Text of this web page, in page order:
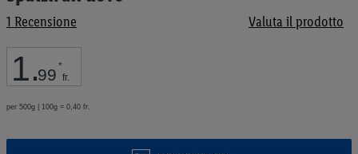
1 Recensione Valuta il prodotto
1.99 *
fr.
per 500g | 100g = 0,40 fr.
galleria
di